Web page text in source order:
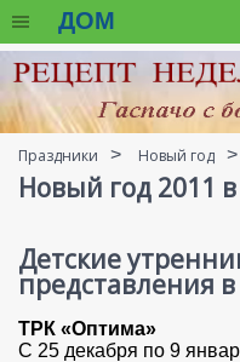
ДОМ
Праздники Новый год
Новый год 2011
Детские
представления
ТРК «Оптима»
С 25 декабря по 9